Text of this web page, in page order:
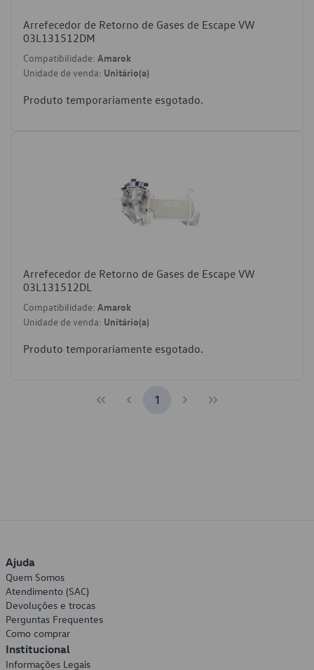
Arrefecedor de Retorno de Gases de Escape VW
03L131512DM
Compatibilidade: Amarok
Unidade de venda: Unitário(a)
Produto temporariamente esgotado.
Arrefecedor de Retorno de Gases de Escape VW
03L131512DL
Compatibilidade: Amarok
Unidade de venda: Unitário(a)
Produto temporariamente esgotado.
1
Ajuda
Quem Somos
Atendimento (SAC)
Devoluções e trocas
Perguntas Frequentes
Como comprar
Institucional
Informações Legais